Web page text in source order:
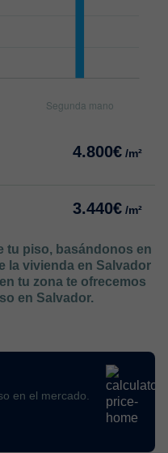
4.800€ /m²
3.440€ /m²
tu piso, basándonos en
la vivienda en Salvador
tu zona te ofrecemos
en Salvador.
en el mercado.